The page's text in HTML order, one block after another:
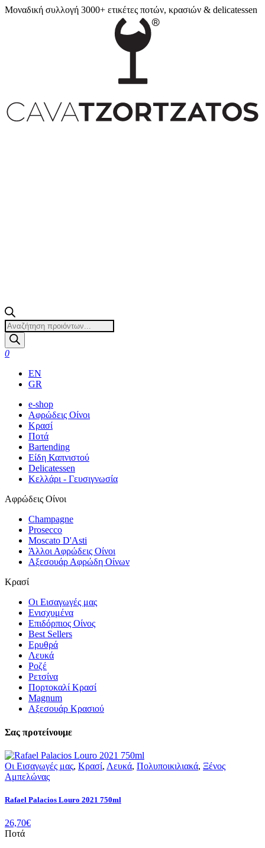
Μοναδική συλλογή 3000+ ετικέτες ποτών, κρασιών & delicatessen
Products
search
0
EN
GR
e-shop
Αφρώδεις Οίνοι
Κρασί
Ποτά
Bartending
Είδη Καπνιστού
Delicatessen
Κελλάρι - Γευσιγνωσία
Αφρώδεις Οίνοι
Champagne
Prosecco
Moscato D'Asti
Άλλοι Αφρώδεις Οίνοι
Αξεσουάρ Αφρώδη Οίνων
Κρασί
Οι Εισαγωγές μας
Ενισχυμένα
Επιδόρπιος Οίνος
Best Sellers
Ερυθρά
Λευκά
Ροζέ
Ρετσίνα
Πορτοκαλί Κρασί
Magnum
Αξεσουάρ Κρασιού
Σας προτείνουμε
Οι Εισαγωγές μας, Κρασί, Λευκά, Πολυποικιλιακά, Ξένος
Αμπελώνας
Rafael Palacios Louro 2021 750ml
26,70€
Ποτά